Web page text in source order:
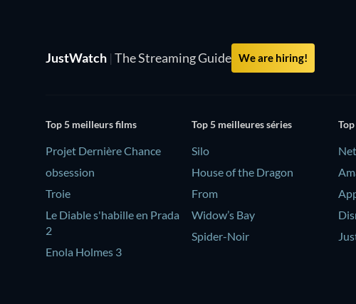
JustWatch | The Streaming Guide We are hiring!
Top 5 meilleurs films
Projet Dernière Chance
obsession
Troie
Le Diable s'habille en Prada
2
Enola Holmes 3
Top 5 meilleures séries
Silo
House of the Dragon
From
Widow’s Bay
Spider-Noir